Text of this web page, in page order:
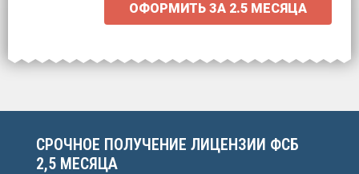
ОФОРМИТЬ ЗА 2.5 МЕСЯЦА
СРОЧНОЕ ПОЛУЧЕНИЕ ЛИЦЕНЗИИ ФСБ
2,5 МЕСЯЦА